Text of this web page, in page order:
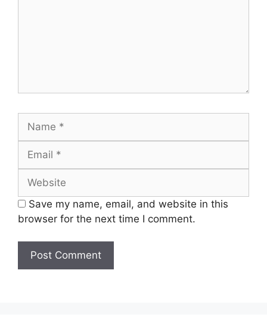
Save my name, email, and website in this
browser for the next time I comment.